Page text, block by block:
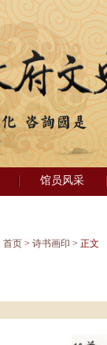
馆员风采
首页 > 诗书画印 > 正文